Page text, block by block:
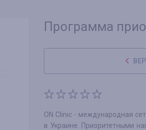
Программа
ON Clinic - международная
в Украине. Приоритетными